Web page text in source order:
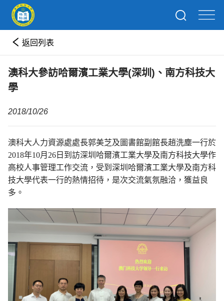
返回列表
澳科大參訪哈爾濱工業大學(深圳)、南方科技大
學
2018/10/26
澳科大人力資源處處長郭美芝及圖書館副館長趙洗塵一行於
2018年10月26日到訪深圳哈爾濱工業大學及南方科技大學作
高校人事管理工作交流，受到深圳哈爾濱工業大學及南方科
技大學代表一行的熱情招待，是次交流氣氛融洽，獲益良
多。